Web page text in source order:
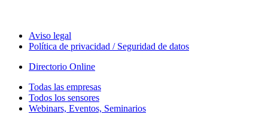
Aviso legal
Política de privacidad / Seguridad de datos
Directorio Online
Todas las empresas
Todos los sensores
Webinars, Eventos, Seminarios